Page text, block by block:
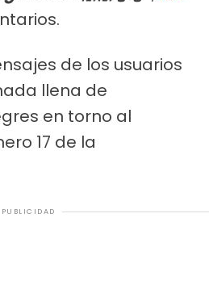
de los usuarios
llena de
en torno al
17 de la
PUBLICIDAD